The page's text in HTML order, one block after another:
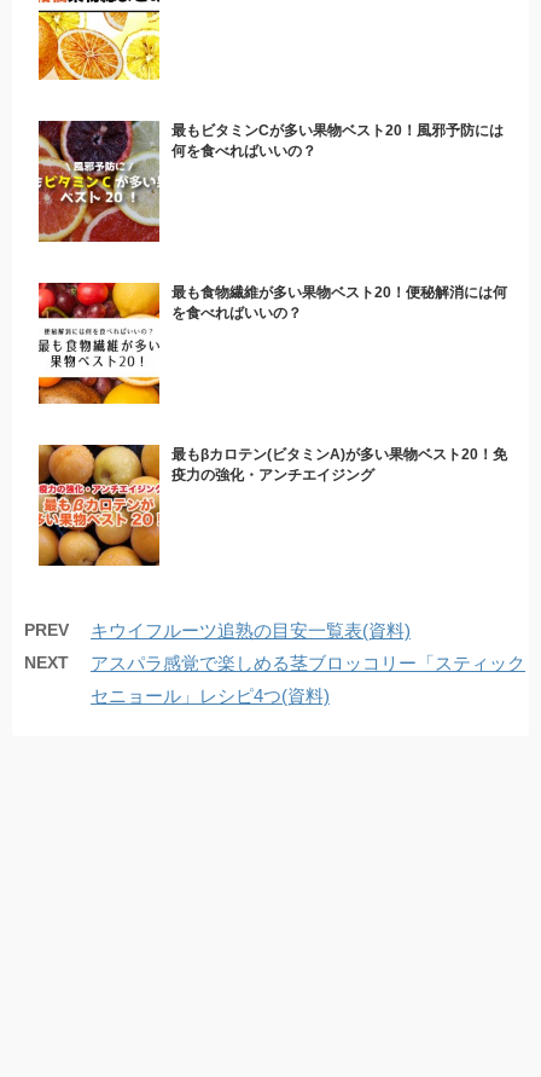
最もビタミンCが多い果物ベスト20！風邪予防には
何を食べればいいの？
最も食物繊維が多い果物ベスト20！便秘解消には何
を食べればいいの？
最もβカロテン(ビタミンA)が多い果物ベスト20！免
疫力の強化・アンチエイジング
PREV キウイフルーツ追熟の目安一覧表(資料)
NEXT
アスパラ感覚で楽しめる茎ブロッコリー「スティック
セニョール」レシピ4つ(資料)